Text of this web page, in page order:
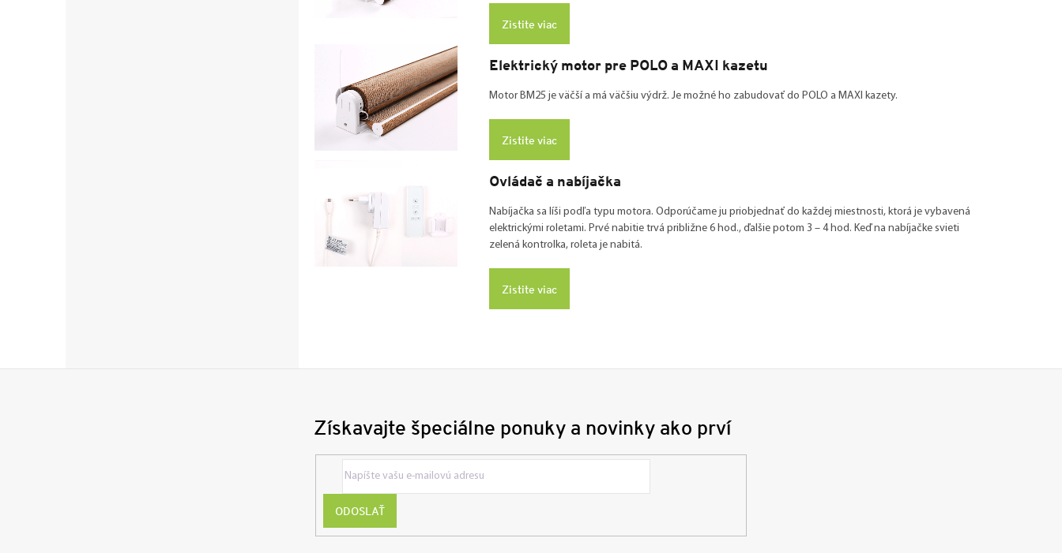
Zistite viac
Elektrický motor pre POLO a MAXI kazetu
Motor BM25 je väčší a má väčšiu výdrž. Je možné ho zabudovať do POLO a MAXI kazety.
Zistite viac
Ovládač a nabíjačka
Nabíjačka sa líši podľa typu motora. Odporúčame ju priobjednať do každej miestnosti, ktorá je vybavená
elektrickými roletami. Prvé nabitie trvá približne 6 hod., ďalšie potom 3 – 4 hod. Keď na nabíjačke svieti
zelená kontrolka, roleta je nabitá.
Zistite viac
Získavajte špeciálne ponuky a novinky ako prví
ODOSLAŤ